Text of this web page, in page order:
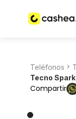
Teléfonos
Tecno
Compartir